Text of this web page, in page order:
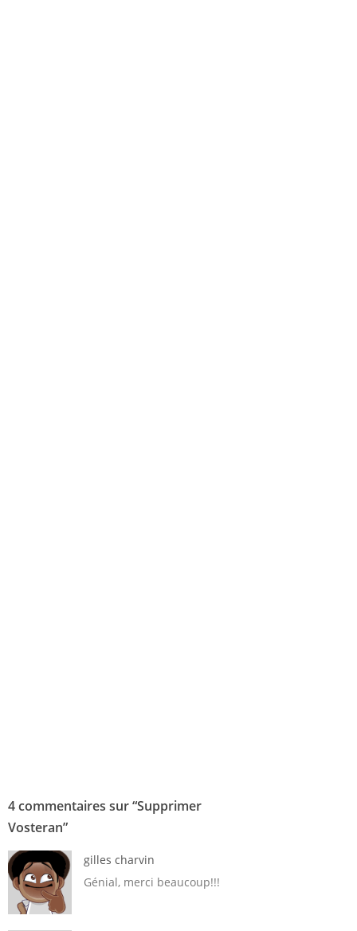
4 commentaires sur “Supprimer
Vosteran”
gilles charvin
Génial, merci beaucoup!!!